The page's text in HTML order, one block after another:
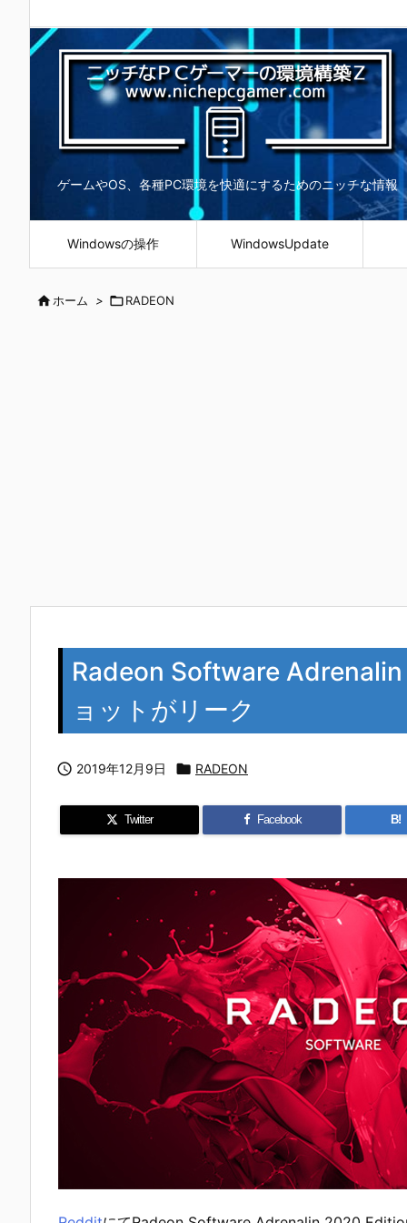
ゲームやOS、各種PC環境を快適にするためのニッチな情報
Windowsの操作 WindowsUpdate
ホーム > RADEON
Radeon Software
ョットがリーク
 2019年12月9日  RADEON
Twitter Facebook B!